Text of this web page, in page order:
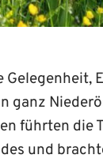
ganz
führten die
und